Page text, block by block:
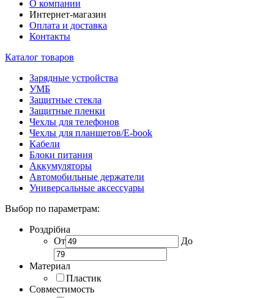
О компании
Интернет-магазин
Оплата и доставка
Контакты
Каталог товаров
Зарядные устройства
УМБ
Защитные стекла
Защитные пленки
Чехлы для телефонов
Чехлы для планшетов/E-book
Кабели
Блоки питания
Аккумуляторы
Автомобильные держатели
Универсальные аксессуары
Выбор по параметрам:
Роздрібна
От
До
Материал
Пластик
Совместимость